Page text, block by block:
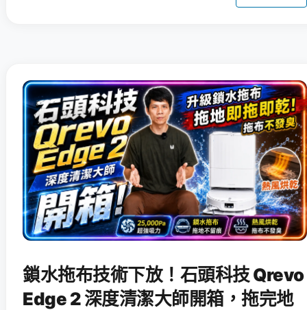
鎖水拖布技術下放！石頭科技 Qrevo
Edge 2 深度清潔大師開箱，拖完地